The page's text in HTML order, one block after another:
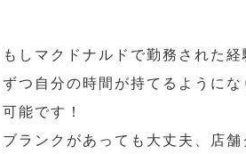
もしマクドナルドで勤務された
ずつ自分の時間が持てるように
可能です！
ブランクがあっても大丈夫、店